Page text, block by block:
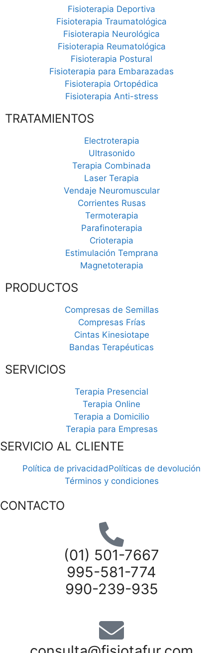
Fisioterapia Deportiva
Fisioterapia Traumatológica
Fisioterapia Neurológica
Fisioterapia Reumatológica
Fisioterapia Postural
Fisioterapia para Embarazadas
Fisioterapia Ortopédica
Fisioterapia Anti-stress
TRATAMIENTOS
Electroterapia
Ultrasonido
Terapia Combinada
Laser Terapia
Vendaje Neuromuscular
Corrientes Rusas
Termoterapia
Parafinoterapia
Crioterapia
Estimulación Temprana
Magnetoterapia
PRODUCTOS
Compresas de Semillas
Compresas Frías
Cintas Kinesiotape
Bandas Terapéuticas
SERVICIOS
Terapia Presencial
Terapia Online
Terapia a Domicilio
Terapia para Empresas
SERVICIO AL CLIENTE
Política de privacidadPolíticas de devolución
Términos y condiciones
CONTACTO
(01) 501-7667
995-581-774
990-239-935